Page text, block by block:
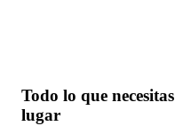
Todo lo que necesitas
lugar